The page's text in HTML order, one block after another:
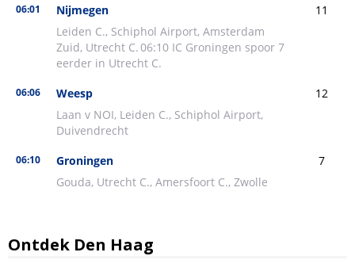
Ontdek Den Haag